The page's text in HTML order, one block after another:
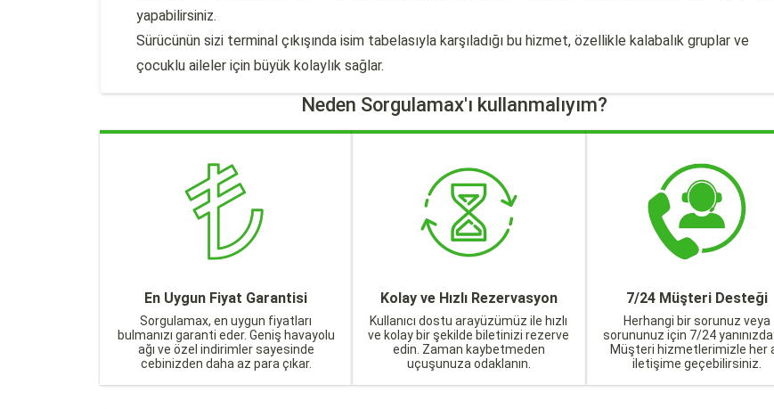
yapabilirsiniz.
Sürücünün sizi terminal çıkışında isim tabelasıyla karşıladığı bu hizmet, özellikle kalabalık gruplar ve
çocuklu aileler için büyük kolaylık sağlar.
Neden Sorgulamax'ı kullanmalıyım?
En Uygun Fiyat Garantisi
Sorgulamax, en uygun fiyatları
bulmanızı garanti eder. Geniş havayolu
ağı ve özel indirimler sayesinde
cebinizden daha az para çıkar.
Kolay ve Hızlı Rezervasyon
Kullanıcı dostu arayüzümüz ile hızlı
ve kolay bir şekilde biletinizi rezerve
edin. Zaman kaybetmeden
uçuşunuza odaklanın.
7/24 Müşteri Desteği
Herhangi bir sorunuz veya
sorununuz için 7/24
Müşteri hizmetlerimizle her
iletişime geçebilirsiniz.